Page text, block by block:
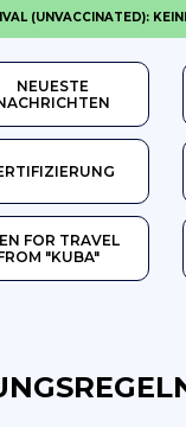
NEUESTE
FOR TRAVEL
"KUBA"
(UNVACCINATED):